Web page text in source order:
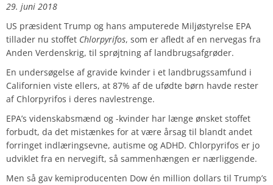
29. juni 2018
US præsident Trump og hans amputerede Miljøstyrelse EPA
tillader nu stoffet Chlorpyrifos, som er afledt af en nervegas fra
Anden Verdenskrig, til sprøjtning af landbrugsafgrøder.
En undersøgelse af gravide kvinder i et landbrugssamfund i
Californien viste ellers, at 87% af de ufødte børn havde rester
af Chlorpyrifos i deres navlestrenge.
EPA’s videnskabsmænd og -kvinder har længe ønsket stoffet
forbudt, da det mistænkes for at være årsag til blandt andet
forringet indlæringsevne, autisme og ADHD. Chlorpyrifos er jo
udviklet fra en nervegift, så sammenhængen er nærliggende.
Men så gav kemiproducenten Dow én million dollars til Trump’s